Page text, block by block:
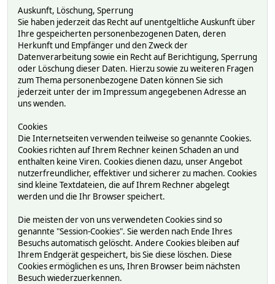
Auskunft, Löschung, Sperrung
Sie haben jederzeit das Recht auf unentgeltliche Auskunft über
Ihre gespeicherten personenbezogenen Daten, deren
Herkunft und Empfänger und den Zweck der
Datenverarbeitung sowie ein Recht auf Berichtigung, Sperrung
oder Löschung dieser Daten. Hierzu sowie zu weiteren Fragen
zum Thema personenbezogene Daten können Sie sich
jederzeit unter der im Impressum angegebenen Adresse an
uns wenden.
Cookies
Die Internetseiten verwenden teilweise so genannte Cookies.
Cookies richten auf Ihrem Rechner keinen Schaden an und
enthalten keine Viren. Cookies dienen dazu, unser Angebot
nutzerfreundlicher, effektiver und sicherer zu machen. Cookies
sind kleine Textdateien, die auf Ihrem Rechner abgelegt
werden und die Ihr Browser speichert.
Die meisten der von uns verwendeten Cookies sind so
genannte "Session-Cookies". Sie werden nach Ende Ihres
Besuchs automatisch gelöscht. Andere Cookies bleiben auf
Ihrem Endgerät gespeichert, bis Sie diese löschen. Diese
Cookies ermöglichen es uns, Ihren Browser beim nächsten
Besuch wiederzuerkennen.